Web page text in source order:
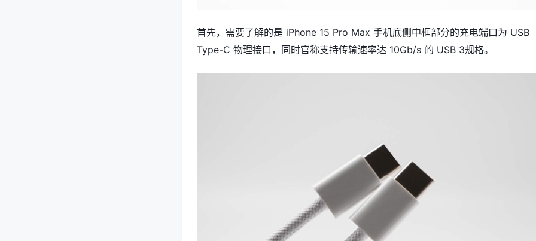
首先，需要了解的是 iPhone 15 Pro Max 手机底侧中框部分的充电端口为 USB
Type-C 物理接口，同时官称支持传输速率达 10Gb/s 的 USB 3规格。